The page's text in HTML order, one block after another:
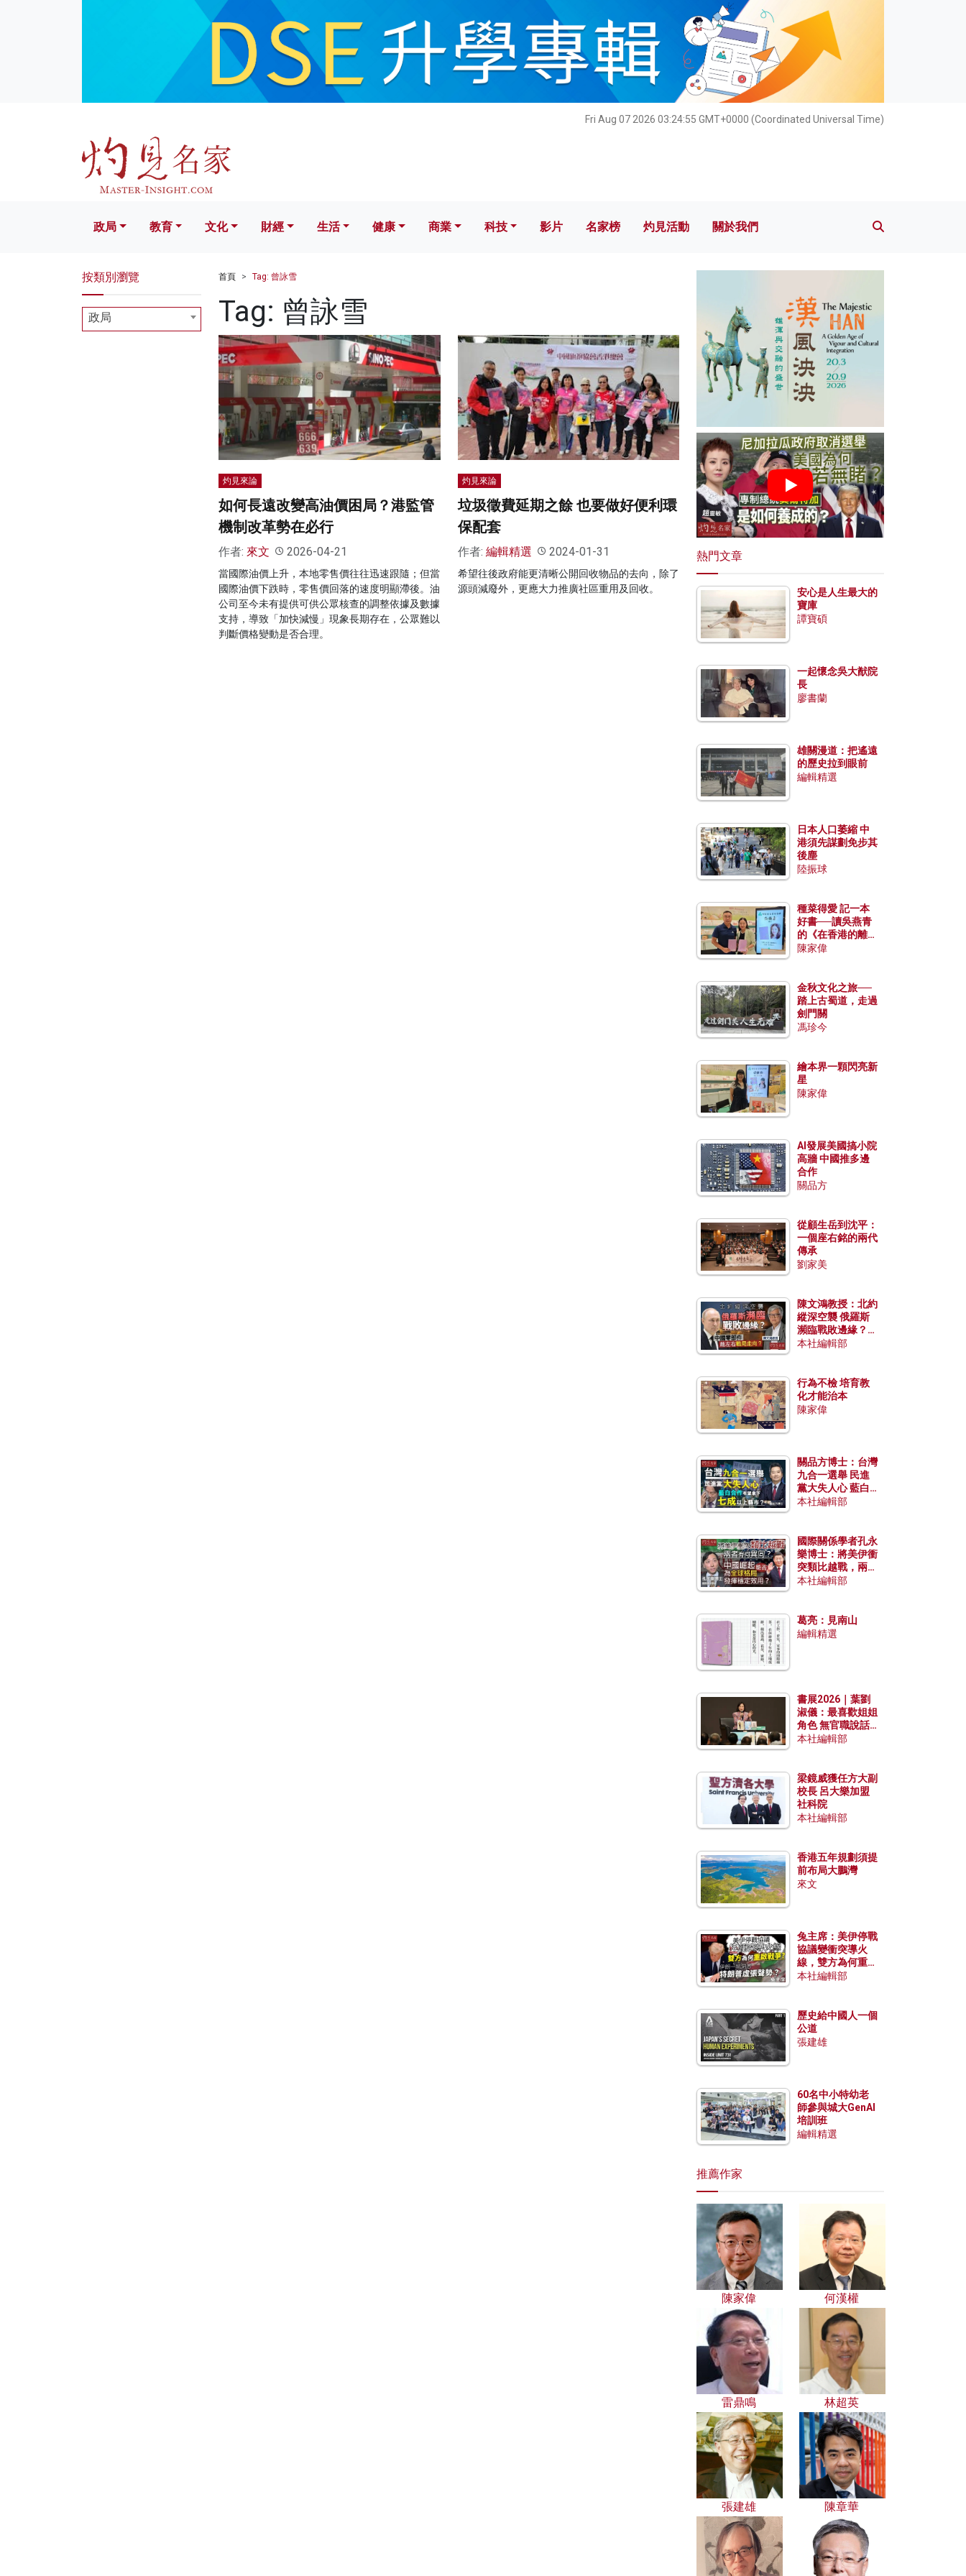
Fri Aug 07 2026 03:24:56 GMT+0000 (Coordinated Universal Time)
文化 財經 生活 健康 科技 影片 名家榜 灼見活動 關於我們
政局 教育 文化 財經 生活 健康 商業 科技 影片 名家榜 灼見活動 關於我們
首頁 Tag: 曾詠雪
Tag: 曾詠雪
灼見來論
如何長遠改變高油價困局？港監管
機制改革勢在必行
作者: 來文 2026-04-21
當國際油價上升，本地零售價往往迅速跟隨；但當
國際油價下跌時，零售價回落的速度明顯滯後。油
公司至今未有提供可供公眾核查的調整依據及數據
支持，導致「加快減慢」現象長期存在，公眾難以
判斷價格變動是否合理。
灼見來論
垃圾徵費延期之餘 也要做好便利環
保配套
作者: 編輯精選 2024-01-31
希望往後政府能更清晰公開回收物品的去向，除了
源頭減廢外，更應大力推廣社區重用及回收。
按類別瀏覽
政局
熱門文章
安心是人生最大的
寶庫
譚寶碩
一起懷念吳大猷院
長
廖書蘭
雄關漫道：把遙遠
的歷史拉到眼前
編輯精選
日本人口萎縮 中
港須先謀劃免步其
後塵
陸振球
種菜得愛 記一本
好書──讀吳燕青
的《在香港的離島
種菜》
陳家偉
金秋文化之旅──
踏上古蜀道，走過
劍門關
馮珍今
繪本界一顆閃亮新
星
陳家偉
AI發展美國搞小院
高牆 中國推多邊
合作
關品方
從顧生岳到沈平：
一個座右銘的兩代
傳承
劉家美
陳文鴻教授：北約
縱深空襲 俄羅斯
瀕臨戰敗邊緣？中
國零部件能左右戰
本社編輯部
行為不檢 培育教
化才能治本
陳家偉
關品方博士：台灣
九合一選舉 民進
黨大失人心 藍白
合作有望拿下七成
本社編輯部
國際關係學者孔永
樂博士：將美伊衝
突類比越戰，兩者
有何異同？中國崛
本社編輯部
葛亮：見南山
編輯精選
書展2026｜葉劉
淑儀：最喜歡姐姐
角色 無官職說話
包袱少
本社編輯部
梁鏡威獲任方大副
校長 呂大樂加盟
社科院
本社編輯部
香港五年規劃須提
前布局大鵬灣
來文
兔主席：美伊停戰
協議變衝突導火
線，雙方為何重啟
戰爭？伊朗一早洞
本社編輯部
歷史給中國人一個
公道
張建雄
60名中小特幼老
師參與城大GenAI
培訓班
編輯精選
推薦作家
陳家偉 何漢權
雷鼎鳴 林超英
張建雄 陳章華